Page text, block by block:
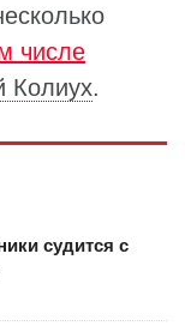
числе
Колиух.
судится с